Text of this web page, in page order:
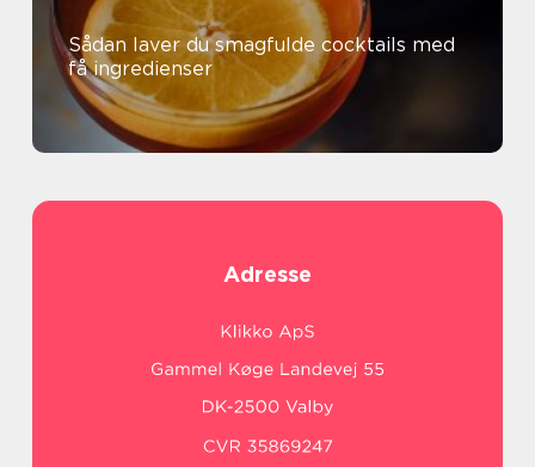
Sådan laver du smagfulde cocktails med
få ingredienser
Adresse